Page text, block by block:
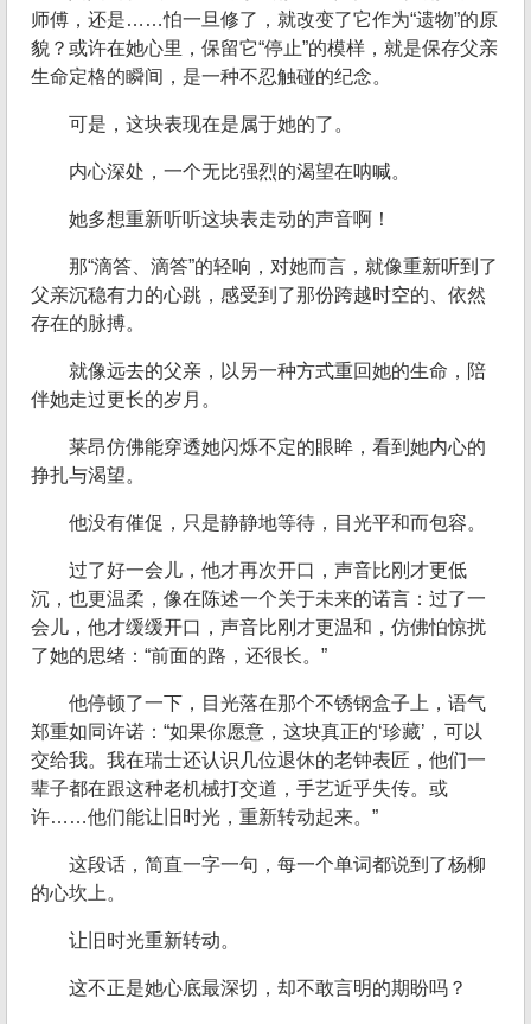
师傅，还是……怕一旦修了，就改变了它作为“遗物”的原
貌？或许在她心里，保留它“停止”的模样，就是保存父亲
生命定格的瞬间，是一种不忍触碰的纪念。
可是，这块表现在是属于她的了。
内心深处，一个无比强烈的渴望在呐喊。
她多想重新听听这块表走动的声音啊！
那“滴答、滴答”的轻响，对她而言，就像重新听到了
父亲沉稳有力的心跳，感受到了那份跨越时空的、依然
存在的脉搏。
就像远去的父亲，以另一种方式重回她的生命，陪
伴她走过更长的岁月。
莱昂仿佛能穿透她闪烁不定的眼眸，看到她内心的
挣扎与渴望。
他没有催促，只是静静地等待，目光平和而包容。
过了好一会儿，他才再次开口，声音比刚才更低
沉，也更温柔，像在陈述一个关于未来的诺言：过了一
会儿，他才缓缓开口，声音比刚才更温和，仿佛怕惊扰
了她的思绪：“前面的路，还很长。”
他停顿了一下，目光落在那个不锈钢盒子上，语气
郑重如同许诺：“如果你愿意，这块真正的‘珍藏’，可以
交给我。我在瑞士还认识几位退休的老钟表匠，他们一
辈子都在跟这种老机械打交道，手艺近乎失传。或
许……他们能让旧时光，重新转动起来。”
这段话，简直一字一句，每一个单词都说到了杨柳
的心坎上。
让旧时光重新转动。
这不正是她心底最深切，却不敢言明的期盼吗？